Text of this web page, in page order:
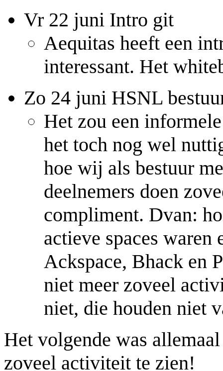
Vr 22 juni Intro git
Aequitas heeft een
interessant. Het
Zo 24 juni HSNL
Het zou een
het toch nog wel
hoe wij als bestuur
deelnemers doen
compliment. Dvan:
actieve spaces waren
Ackspace, Bhack en
niet meer zoveel
niet, die houden niet
Het volgende was
zoveel activiteit te zien!